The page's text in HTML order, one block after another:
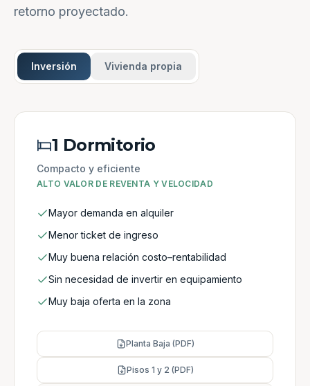
retorno proyectado.
Inversión Vivienda propia
1 Dormitorio
Compacto y eficiente
ALTO VALOR DE REVENTA Y VELOCIDAD
Mayor demanda en alquiler
Menor ticket de ingreso
Muy buena relación costo–rentabilidad
Sin necesidad de invertir en equipamiento
Muy baja oferta en la zona
Planta Baja (PDF)
Pisos 1 y 2 (PDF)